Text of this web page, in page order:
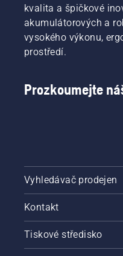
kvalita a špičkové
akumulátorových a
vysokého výkonu,
prostředí.
Prozkoumejte
Vyhledávač prodejen
Kontakt
Tiskové středisko